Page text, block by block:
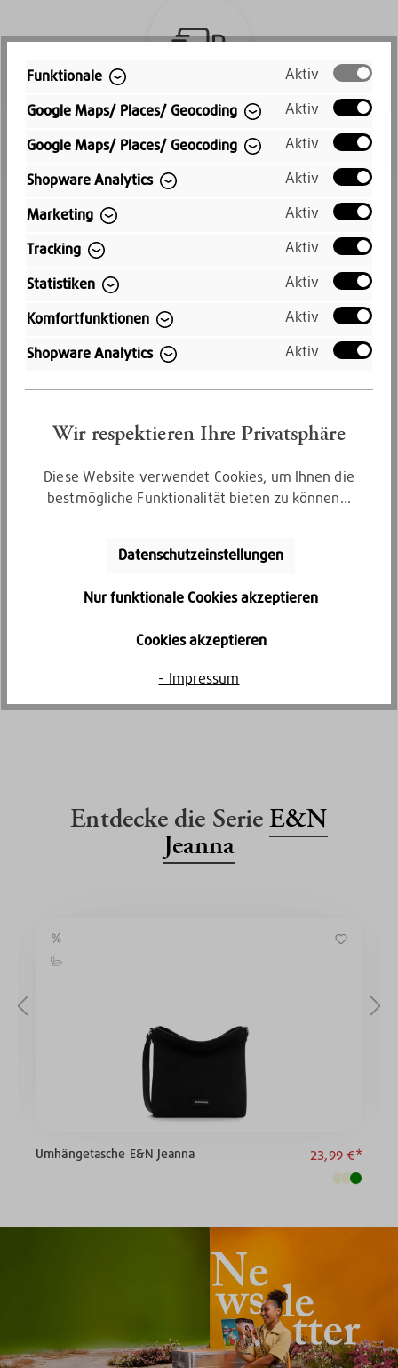
Deutschlands
Kauf auf Rechnung
Bequem per Rechnungskauf bezahlen
Tagen
Entdecke die SerieE&N
Jeanna
Umhängetasche E&N Jeanna 23,99 €*
Funktionale
Aktiv
Google Maps/ Places/ Geocoding
Aktiv
Google Maps/ Places/ Geocoding
Aktiv
Shopware Analytics
Aktiv
Marketing
Aktiv
Tracking
Aktiv
Statistiken
Aktiv
Komfortfunktionen
Aktiv
Shopware Analytics
Aktiv
Wir respektieren Ihre Privatsphäre
Diese Website verwendet Cookies, um Ihnen die
bestmögliche Funktionalität bieten zu können...
Datenschutzeinstellungen
Nur funktionale Cookies akzeptieren
Cookies akzeptieren
- Impressum